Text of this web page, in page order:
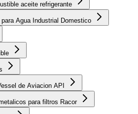
aceite refrigerante
Agua Industrial Domestico
Elementos Vessel de Aviacion API
para filtros Racor